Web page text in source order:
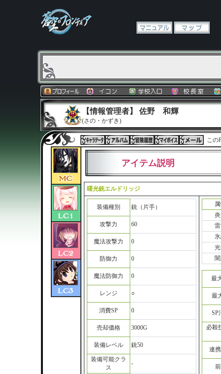
【情報管理者】 佐野 和輝
(さの・かずき)
この
アイテム説明
曙光銃エルドリッジ
装備種別 銃（片手）
攻撃力 60
魔法攻撃力 0
防御力 0
魔法防御力 0
レンジ ○
消費SP 0
売却価格 3000G
装備レベル 銃50
装備可能クラ
ス
-
最
最
SP
必殺
連